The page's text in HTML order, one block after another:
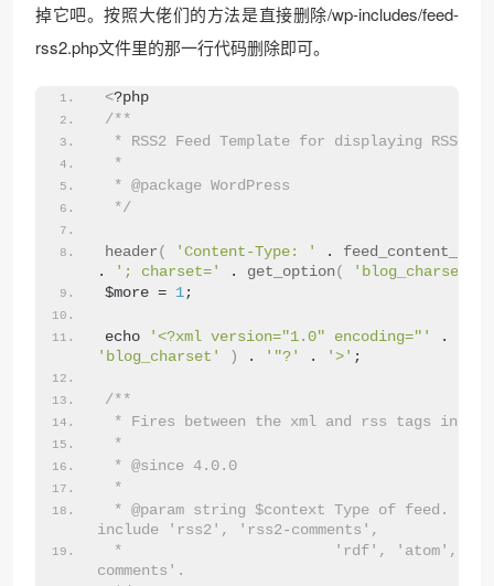
掉它吧。按照大佬们的方法是直接删除/wp-includes/feed-
rss2.php文件里的那一行代码删除即可。
<?php
/**
* RSS2 Feed Template for displaying RSS2
*
* @package WordPress
*/
header ( 'Content-Type: ' . feed_content_type
.
'; charset=' . get_option( 'blog_charset'
$more = 1;
echo '<?xml version="1.0" encoding="' .
'blog_charset'
) . '"?' . '>' ;
/**
* Fires between the xml and rss tags in a
*
* @since 4.0.0
*
* @param string $context Type of feed.
include 'rss2', 'rss2-comments',
*                        'rdf', 'atom', and
comments'.